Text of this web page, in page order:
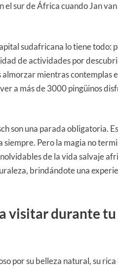
sur de África cuando Jan
sudafricana lo tiene todo:
de actividades por
mientras contemplas
a más de 3000 pingüinos
son una parada obligatoria.
Pero la magia no
de la vida salvaje
brindándote una
visitar durante
por su belleza natural, su